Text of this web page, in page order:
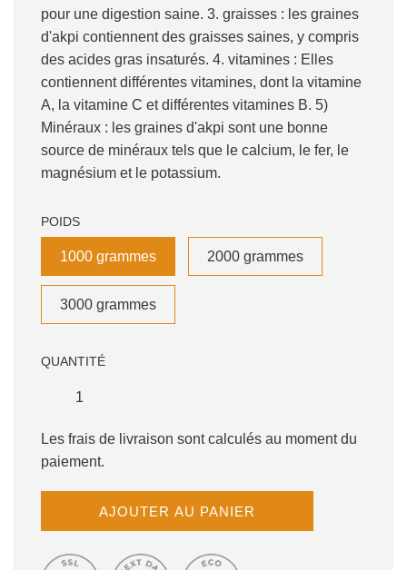
pour une digestion saine. 3. graisses : les graines
d'akpi contiennent des graisses saines, y compris
des acides gras insaturés. 4. vitamines : Elles
contiennent différentes vitamines, dont la vitamine
A, la vitamine C et différentes vitamines B. 5)
Minéraux : les graines d'akpi sont une bonne
source de minéraux tels que le calcium, le fer, le
magnésium et le potassium.
POIDS
1000 grammes 2000 grammes
3000 grammes
QUANTITÉ
Les frais de livraison sont calculés au moment du
paiement.
C
H
AJOUTER AU PANIER